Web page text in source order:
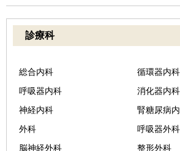
診療科
総合内科
循環器内科
呼吸器内科
消化器内科
神経内科
腎糖尿病
外科
呼吸器外科
脳神経外科
整形外科